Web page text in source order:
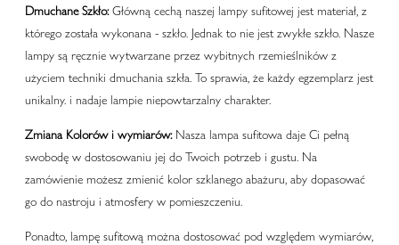
Dmuchane Szkło:Główną cechą naszej lampy sufitowej jest materiał, z
którego została wykonana - szkło. Jednak to nie jest zwykłe szkło. Nasze
lampy są ręcznie wytwarzane przez wybitnych rzemieślników z
użyciem techniki dmuchania szkła. To sprawia, że każdy egzemplarz jest
unikalny. i nadaje lampie niepowtarzalny charakter.
Zmiana Kolorów i wymiarów:Nasza lampa sufitowa daje Ci pełną
swobodę w dostosowaniu jej do Twoich potrzeb i gustu. Na
zamówienie możesz zmienić kolor szklanego abażuru, aby dopasować
go do nastroju i atmosfery w pomieszczeniu.
Ponadto, lampę sufitową można dostosować pod względem wymiarów,